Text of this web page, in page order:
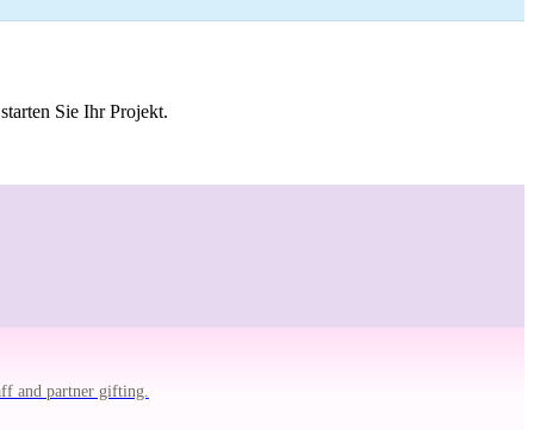
Sie Ihr Projekt.
and partner gifting.